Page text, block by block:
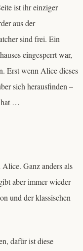
ist ihr einziger
aus der
sind frei. Ein
eingesperrt war,
Erst wenn Alice dieses
sich herausfinden –
hat …
Ganz anders als
aber immer wieder
und der klassischen
dafür ist diese